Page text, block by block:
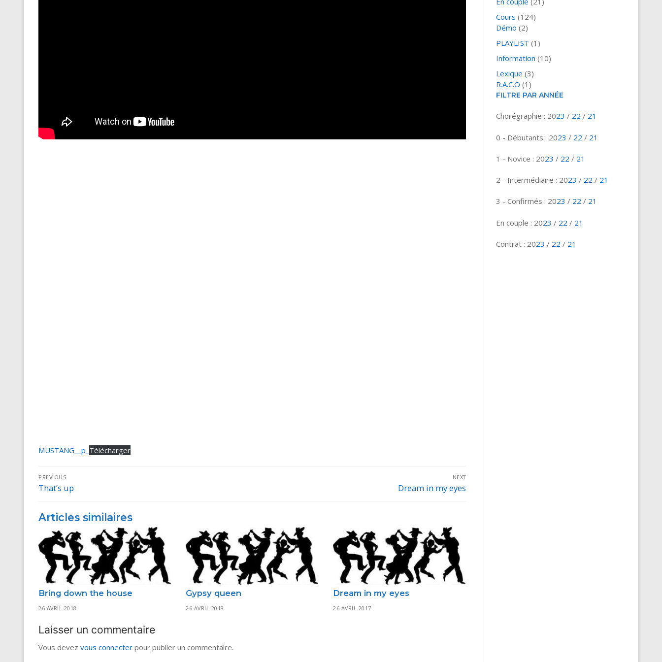
MUSTANG__p_ Télécharger
Navigation
de
l’article
PREVIOUS
Previous
That’s up
NEXT
Next
Dream in my eyes
Articles similaires
Bring down the house
26 AVRIL 2018
Gypsy queen
26 AVRIL 2018
Dream in my eyes
26 AVRIL 2017
Laisser un commentaire
Vous devez vous connecter pour publier un commentaire.
Cours (124)
Démo (2)
PLAYLIST (1)
Information (10)
Lexique (3)
R.A.C.O (1)
FILTRE PAR ANNÉE
Chorégraphie : 2023 / 22 / 21
0 - Débutants : 2023 / 22 / 21
1 - Novice : 2023 / 22 / 21
2 - Intermédiaire : 2023 / 22 / 21
3 - Confirmés : 2023 / 22 / 21
En couple : 2023 / 22 / 21
Contrat : 2023 / 22 / 21